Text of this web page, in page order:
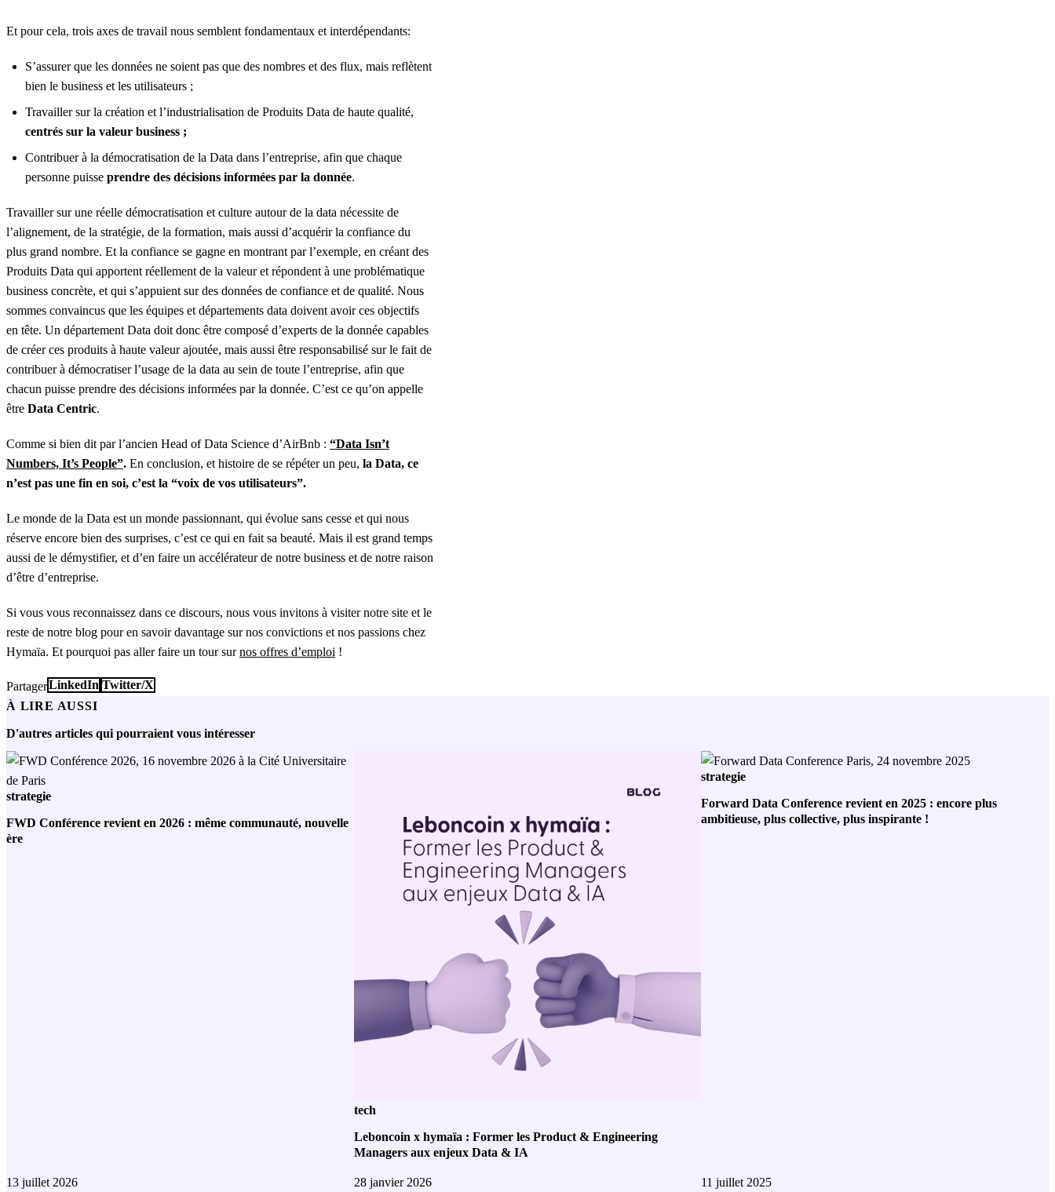
Et pour cela, trois axes de travail nous semblent fondamentaux et interdépendants:
S’assurer que les données ne soient pas que des nombres et des flux, mais reflètent
bien le business et les utilisateurs ;
Travailler sur la création et l’industrialisation de Produits Data de haute qualité,
centrés sur la valeur business ;
Contribuer à la démocratisation de la Data dans l’entreprise, afin que chaque
personne puisse prendre des décisions informées par la donnée.
Travailler sur une réelle démocratisation et culture autour de la data nécessite de
l’alignement, de la stratégie, de la formation, mais aussi d’acquérir la confiance du
plus grand nombre. Et la confiance se gagne en montrant par l’exemple, en créant des
Produits Data qui apportent réellement de la valeur et répondent à une problématique
business concrète, et qui s’appuient sur des données de confiance et de qualité. Nous
sommes convaincus que les équipes et départements data doivent avoir ces objectifs
en tête. Un département Data doit donc être composé d’experts de la donnée capables
de créer ces produits à haute valeur ajoutée, mais aussi être responsabilisé sur le fait de
contribuer à démocratiser l’usage de la data au sein de toute l’entreprise, afin que
chacun puisse prendre des décisions informées par la donnée. C’est ce qu’on appelle
être Data Centric.
Comme si bien dit par l’ancien Head of Data Science d’AirBnb : “Data Isn’t
Numbers, It’s People”. En conclusion, et histoire de se répéter un peu, la Data, ce
n’est pas une fin en soi, c’est la “voix de vos utilisateurs”.
Le monde de la Data est un monde passionnant, qui évolue sans cesse et qui nous
réserve encore bien des surprises, c’est ce qui en fait sa beauté. Mais il est grand temps
aussi de le démystifier, et d’en faire un accélérateur de notre business et de notre raison
d’être d’entreprise.
Si vous vous reconnaissez dans ce discours, nous vous invitons à visiter notre site et le
reste de notre blog pour en savoir davantage sur nos convictions et nos passions chez
Hymaïa. Et pourquoi pas aller faire un tour surnos offres d’emploi !
PartagerLinkedIn Twitter/X
À LIRE AUSSI
D'autres articles qui pourraient vous intéresser
strategie
FWD Conférence revient en 2026 : même communauté, nouvelle
ère
13 juillet 2026
tech
Leboncoin x hymaïa : Former les Product & Engineering
Managers aux enjeux Data & IA
28 janvier 2026
strategie
Forward Data Conference revient en 2025 : encore plus
ambitieuse, plus collective, plus inspirante !
11 juillet 2025